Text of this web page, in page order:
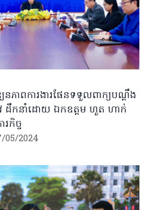
នភាពការងារផែនទទួលពាក្យបណ្តឹង
វ ដឹកនាំដោយ ឯកឧត្តម ហួត ហាក់
កិច្ច
05/2024